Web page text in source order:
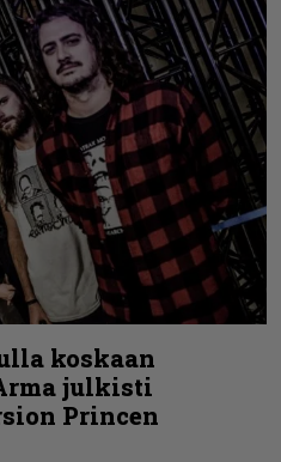
koskaan
julkisti
Princen